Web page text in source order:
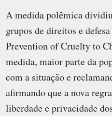
A medida polêmica
grupos de direitos e
Prevention of Cruelty to
medida, maior parte da
com a situação e
afirmando que a nova
liberdade e privacidade